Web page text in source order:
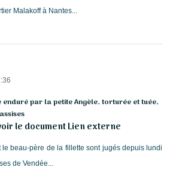
Malakoff à Nantes...
enduré par la petite Angèle, torturée et tuée,
Lien externe
le beau-père de la fillette sont jugés depuis lundi
de Vendée...